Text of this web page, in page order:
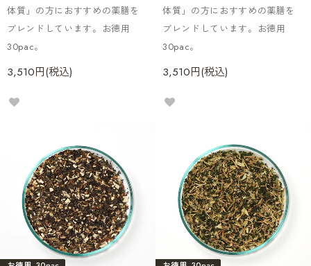
体質」の方におすすめの薬膳を
ブレンドしています。お徳用
30pac。
3,510円(税込)
体質」の方におすすめの薬膳を
ブレンドしています。お徳用
30pac。
3,510円(税込)